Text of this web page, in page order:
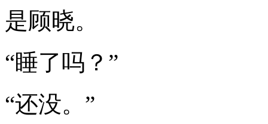
是顾晓。
“睡了吗？”
“还没。”